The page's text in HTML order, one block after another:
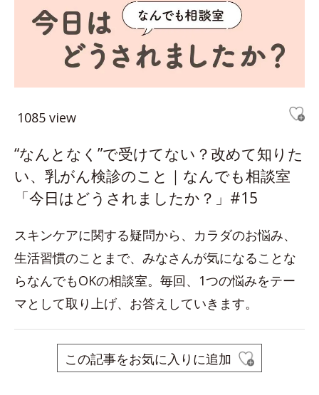
1085 view
“なんとなく”で受けてない？改めて知りた
い、乳がん検診のこと｜なんでも相談室
「今日はどうされましたか？」#15
スキンケアに関する疑問から、カラダのお悩み、
生活習慣のことまで、みなさんが気になることな
らなんでもOKの相談室。毎回、1つの悩みをテー
マとして取り上げ、お答えしていきます。
この記事をお気に入りに追加